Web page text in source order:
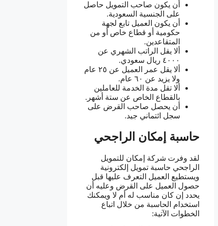
أن يكون صاحب التمويل حاصل
على الجنسية السعودية.
أن يكون العميل تابع لجهة
حكومية أو قطاع خاص أو من
المتقاعدين.
ألا يقل الراتب الشهري عن
٤٠٠٠ ريال سعودي.
ألا يقل عمر العميل عن ٢٥ عام
ولا يزيد عن ٦٠ عام.
ألا تقل مدة الخدمة للعاملين
بالقطاع الخاص عن ستة أشهر.
أن يحصل صاحب القرض على
سجل ائتماني جيد.
حاسبة إمكان الراجحي
لقد وفرت شركة إمكان للتمويل
الراجحي حاسبة تمويل إلكترونية
ويستطيع العميل التعرف عليها قبل
حصول العميل على القرض وعليه أن
يحدد إن كان مناسب له أم لا ويمكنك
استخدام الحاسبة من خلال اتباع
الخطوات الآتية: